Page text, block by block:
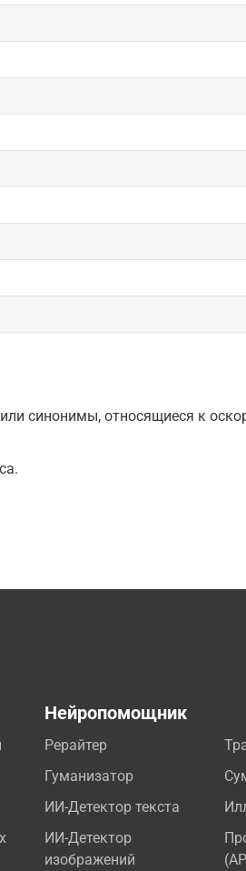
синонимы, относящиеся к
Нейропомощник
Рерайтер
Гуманизатор
ИИ-Детектор текста
ИИ-Детектор
изображений